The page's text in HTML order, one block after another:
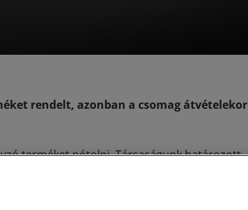
rendelt, azonban a csomag átvételekor
terméket pótolni. Társaságunk határozott